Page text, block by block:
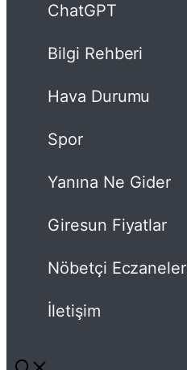
ChatGPT
Bilgi Rehberi
Hava Durumu
Spor
Yanına Ne Gider
Giresun Fiyatlar
Nöbetçi Eczaneler
İletişim